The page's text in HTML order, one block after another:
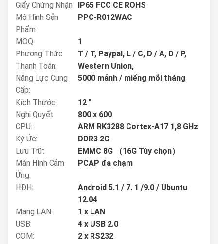
Giấy Chứng Nhận: IP65 FCC CE ROHS
Mô Hình Sản
Phẩm:
PPC-R012WAC
MOQ:
1
Phương Thức
Thanh Toán:
T / T, Paypal, L / C, D / A, D / P,
Western Union,
Năng Lực Cung
Cấp:
5000 mảnh / miếng mỗi tháng
Kích Thước:
12 "
Nghị Quyết:
800 x 600
CPU:
ARM RK3288 Cortex-A17 1,8 GHz
Ký Ức:
DDR3 2G
Lưu Trữ:
EMMC 8G （16G Tùy chọn）
Màn Hình Cảm
Ứng:
PCAP đa chạm
HĐH:
Android 5.1 / 7. 1 /9.0 / Ubuntu
12.04
Mạng LAN:
1 x LAN
USB:
4 x USB 2.0
COM:
2 x RS232